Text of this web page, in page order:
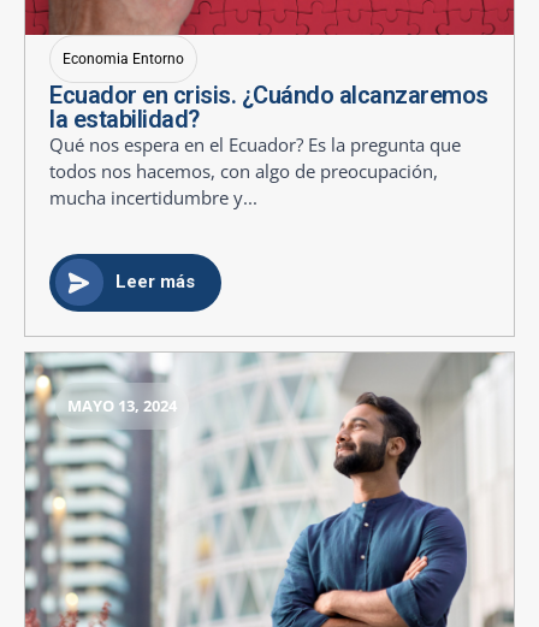
Economia Entorno
Ecuador en crisis. ¿Cuándo alcanzaremos
la estabilidad?
Qué nos espera en el Ecuador? Es la pregunta que
todos nos hacemos, con algo de preocupación,
mucha incertidumbre y...
Leer más
MAYO 13, 2024